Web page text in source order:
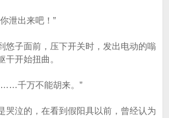
泄出来吧！”
子面前，压下开关时，发出电动的嗡
干开始扭曲。
千万不能胡来。”
泣的，在看到假阳具以前，曾经认为